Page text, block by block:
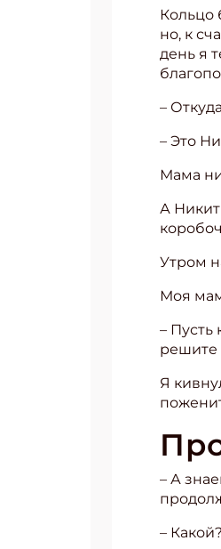
Кольцо
но, к
день я
–
– Это
Мама
А
Утром
Моя
– Пусть
решите
Я
– А
–